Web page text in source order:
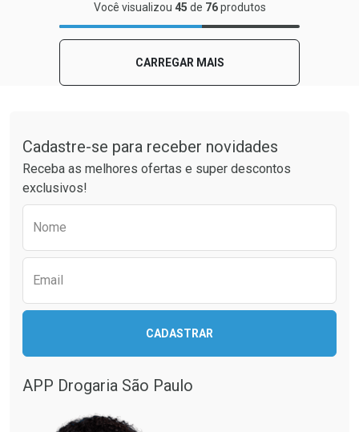
Laboratório
Ver Desconto Convênio
Por Menos
Você visualizou 45 de 76produtos
CARREGAR MAIS
Cadastre-se para receber novidades
Receba as melhores ofertas e super descontos
exclusivos!
Nome
Email
CADASTRAR
APP Drogaria São Paulo